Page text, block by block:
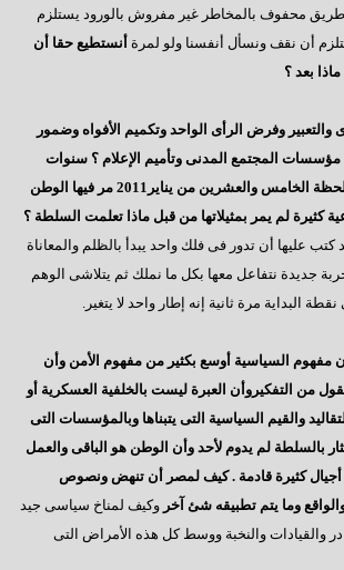
/ على عبد العال
كشفوا هشاشة كيانات عربية كبرى
النواب
مرسى كشف عن آفة مجتمعية خطيرة
؟
؟
محفوف بالمخاطر غير مفروش بالورود يستلزم
أن نقف ونسأل أنفسنا ولو لمرة أنستطيع حقا أن
بعد ؟
والتعبير وفرض الرأى الواحد وتكميم الأفواه وضمور
مؤسسات المجتمع المدنى وتأميم الإعلام ؟ سنوات
ست وشهور مضت منذ لحظة الخامس والعشرين من يناير2011 مر فيها الوطن
كثيرة لم يمر بمثيلاتها من قبل ماذا تعلمت السلطة ؟
عليها أن تدور فى فلك واحد يبدأ بالظلم والمعاناة
جديدة نتفاعل معها بكل ما نملك ثم يتلاشى الوهم
البداية مرة ثانية إنه إطار واحد لا يتغير.
مفهوم السياسية أوسع بكثير من مفهوم الأمن وأن
من التفكيروأن العبرة ليست بالخلفية العسكرية أو
والقيم السياسية التى يتبناها وبالمؤسسات التى
بالسلطة لم يدوم لأحد وأن الوطن هو الباقى والعمل
أجيال كثيرة قادمة . كيف لمصر أن تنهض ونصوص
وما يتم تطبيقه شئ آخر وكيف لمناخ سياسى جيد
والقيادات والنخبة ووسط كل هذه الأمراض التى